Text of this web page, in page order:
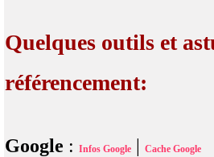
Quelques outils et
référencement:
Google : Infos Google | Cache Google